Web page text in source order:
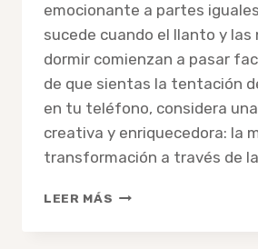
emocionante a partes
sucede cuando el llanto y las
dormir comienzan a pasar
de que sientas la tentación
en tu teléfono, considera
creativa y enriquecedora: la
transformación a través de
LEER MÁS ¿VAS